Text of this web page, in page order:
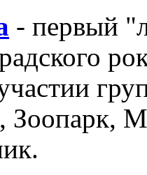
- первый
Зоопарк,